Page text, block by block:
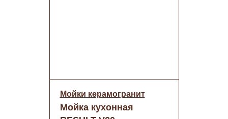
Мойки керамогранит
Мойка кухонная